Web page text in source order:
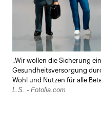
„Wir wollen die Sicherung
Gesundheitsversorgung
Wohl und Nutzen für alle
L.S. - Fotolia.com